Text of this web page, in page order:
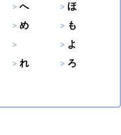
へ
ほ
め
も
よ
れ
ろ